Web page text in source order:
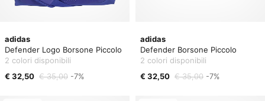
adidas
Defender Logo Borsone Piccolo
2 colori disponibili
€ 32,50 € 35,00 -7%
adidas
Defender Borsone Piccolo
2 colori disponibili
€ 32,50 € 35,00 -7%